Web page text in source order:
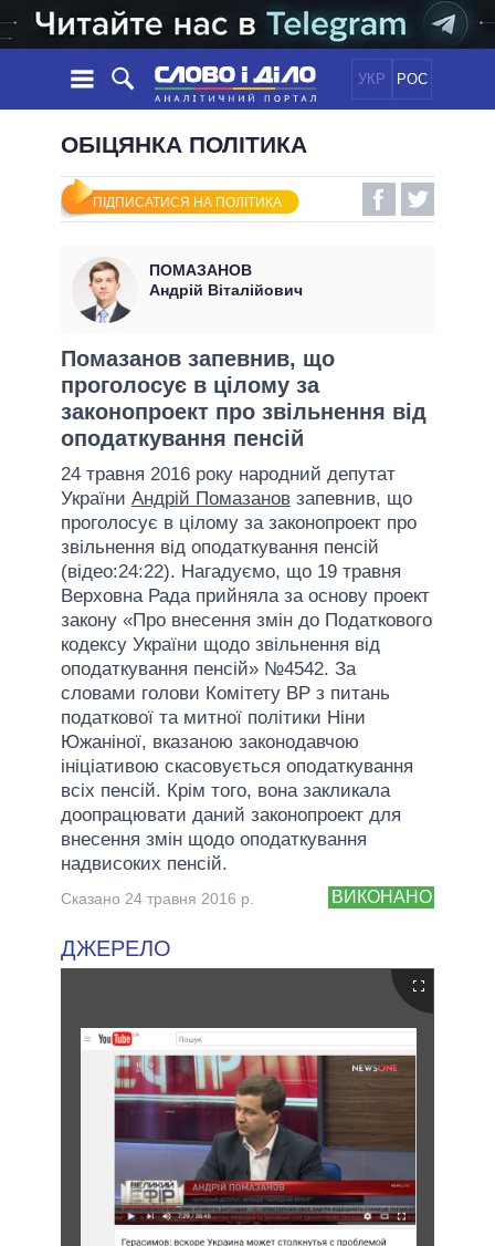
УКР РОС
НОВИНИ
СТРІЧКА
ПОДІЇ
СТАТТІ
ДУМКИ
ОГЛЯДИ
ДАЙДЖЕСТИ
ПОЛІТИКА
ЕКОНОМІКА
СВІТ
ОБIЦЯНКИ
УСІ ПОЛІТИКИ
ПРЕЗИДЕНТ І ОФІС
ВЕРХОВНА РАДА
КАБІНЕТ МІНІСТРІВ
ГОЛОВИ ОБЛАДМІНІСТРАЦІЙ
МЕРИ МІСТ
ВСІ ПЕРСОНИ
ІНФОГРАФІКА
ПІДТРИМАТИ
ПОРІВНЯННЯ ПОЛІТИКІВ
ОБІЦЯНКА ПОЛІТИКА
ПІДПИСАТИСЯ НА ПОЛІТИКА
ПОМАЗАНОВ
Андрій Віталійович
Помазанов запевнив, що
проголосує в цілому за
законопроект про звільнення від
оподаткування пенсій
24 травня 2016 року народний депутат
України Андрій Помазанов запевнив, що
проголосує в цілому за законопроект про
звільнення від оподаткування пенсій
(відео:24:22). Нагадуємо, що 19 травня
Верховна Рада прийняла за основу проект
закону «Про внесення змін до Податкового
кодексу України щодо звільнення від
оподаткування пенсій» №4542. За
словами голови Комітету ВР з питань
податкової та митної політики Ніни
Южаніної, вказаною законодавчою
ініціативою скасовується оподаткування
всіх пенсій. Крім того, вона закликала
доопрацювати даний законопроект для
внесення змін щодо оподаткування
надвисоких пенсій.
ВИКОНАНО
Сказано 24 травня 2016 р.
ДЖЕРЕЛО